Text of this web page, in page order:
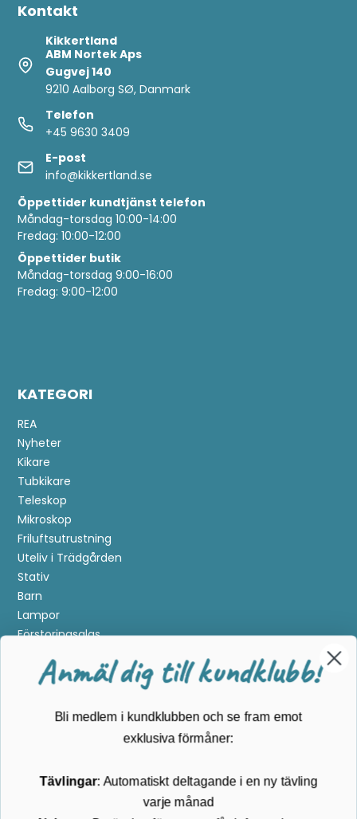
Kontakt
Kikkertland
ABM Nortek Aps
Gugvej 140
9210 Aalborg SØ, Danmark
Telefon
+45 9630 3409
E-post
info@kikkertland.se
Öppettider kundtjänst telefon
Måndag-torsdag 10:00-14:00
Fredag: 10:00-12:00
Öppettider butik
Måndag-torsdag 9:00-16:00
Fredag: 9:00-12:00
KATEGORI
REA
Nyheter
Kikare
Tubkikare
Teleskop
Mikroskop
Friluftsutrustning
Uteliv i Trädgården
Stativ
Barn
Lampor
Förstoringsglas
Guider
Köpvillkor
Anmäl dig till kundklubb!
Bli medlem i kundklubben och se fram emot
exklusiva förmåner:
Tävlingar: Automatiskt deltagande i en ny tävling
varje månad